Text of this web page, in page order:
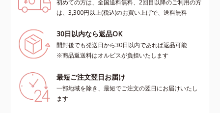
初めての方は、全国送料無料、2回目以降のご利用の方
は、3,300円以上(税込)のお買い上げで、送料無料
30日以内なら返品OK
開封後でも発送日から30日以内であれば返品可能
※商品返送料はオルビスが負担いたします
最短ご注文翌日お届け
一部地域を除き、最短でご注文の翌日にお届けいたし
ます